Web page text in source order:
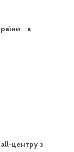
в
центру з